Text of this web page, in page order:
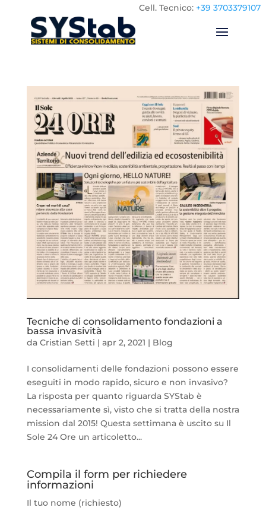
Cell. Tecnico: +39 3703379107
Tecniche di consolidamento fondazioni a
bassa invasività
da Cristian Setti | apr 2, 2021 | Blog
I consolidamenti delle fondazioni possono essere
eseguiti in modo rapido, sicuro e non invasivo?
La risposta per quanto riguarda SYStab è
necessariamente sì, visto che si tratta della nostra
mission dal 2015! Questa settimana è uscito su Il
Sole 24 Ore un articoletto...
Compila il form per richiedere
informazioni
Il tuo nome (richiesto)